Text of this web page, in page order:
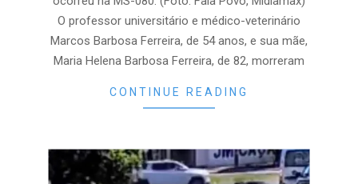
O professor universitário e médico-veterinário
Marcos Barbosa Ferreira, de 54 anos, e sua mãe,
Maria Helena Barbosa Ferreira, de 82, morreram
CONTINUE READING